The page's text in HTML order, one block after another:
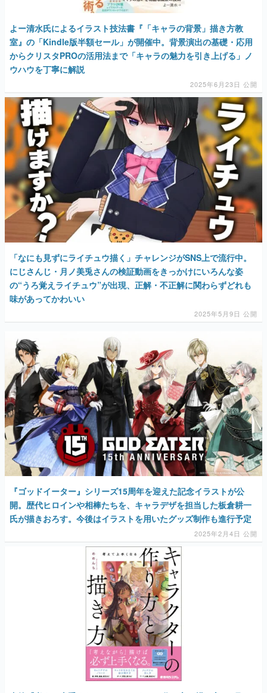
よー清水氏によるイラスト技法書『「キャラの背景」描き方教
室』の「Kindle版半額セール」が開催中。背景演出の基礎・応用
からクリスタPROの活用法まで「キャラの魅力を引き上げる」ノ
ウハウを丁寧に解説
2025年6月23日 公開
「なにも見ずにライチュウ描く」チャレンジがSNS上で流行中。
にじさんじ・月ノ美兎さんの検証動画をきっかけにいろんな姿
の“うろ覚えライチュウ”が出現、正解・不正解に関わらずどれも
味があってかわいい
2025年5月9日 公開
『ゴッドイーター』シリーズ15周年を迎えた記念イラストが公
開。歴代ヒロインや相棒たちを、キャラデザを担当した板倉耕一
氏が描きおろす。今後はイラストを用いたグッズ制作も進行予定
2025年2月4日 公開